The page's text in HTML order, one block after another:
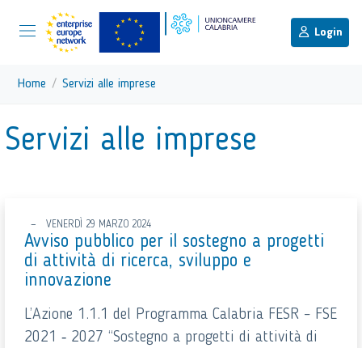
Vai ai contenuti
Login
torna al menu di scelta rapida
Menu di navigazione principale
Home Servizi alle imprese
torna al menu di scelta rapida
Servizi alle imprese
VENERDÌ 29 MARZO 2024
Avviso pubblico per il sostegno a progetti
di attività di ricerca, sviluppo e
innovazione
L’Azione 1.1.1 del Programma Calabria FESR – FSE
2021 ‐ 2027 “Sostegno a progetti di attività di